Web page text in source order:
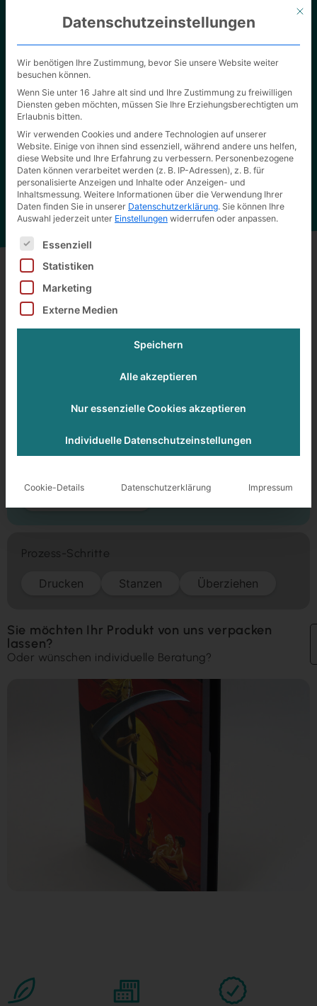
Unsere Verpackungslösungen
Überzeugen Sie sich selbst von der hohen Qualität
unserer Arbeit.
Zurück zu allen Produkten
Schuber
169,5 x 15 x 138,5 mm
Veredelung
Prozess-Schritte
Drucken Stanzen Überziehen
Sie möchten Ihr Produkt von uns verpacken
lassen?
Oder wünschen individuelle Beratung?
Mit
Datenschutzeinstellungen
Wir benötigen Ihre Zustimmung, bevor Sie unsere Website weiter
besuchen können.
Wenn Sie unter 16 Jahre alt sind und Ihre Zustimmung zu freiwilligen
Diensten geben möchten, müssen Sie Ihre Erziehungsberechtigten um
Erlaubnis bitten.
Wir verwenden Cookies und andere Technologien auf unserer
Website. Einige von ihnen sind essenziell, während andere uns helfen,
diese Website und Ihre Erfahrung zu verbessern. Personenbezogene
Daten können verarbeitet werden (z. B. IP-Adressen), z. B. für
personalisierte Anzeigen und Inhalte oder Anzeigen- und
Inhaltsmessung. Weitere Informationen über die Verwendung Ihrer
Daten finden Sie in unserer Datenschutzerklärung. Sie können Ihre
Auswahl jederzeit unter Einstellungen widerrufen oder anpassen.
Es folgt eine Liste der Service-Gruppen, für die eine
Essenziell
Statistiken
Marketing
Externe Medien
Speichern
Alle akzeptieren
Nur essenzielle Cookies akzeptieren
Individuelle Datenschutzeinstellungen
Cookie-Details Datenschutzerklärung Impressum